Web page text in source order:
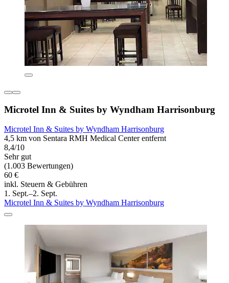
Microtel Inn & Suites by Wyndham Harrisonburg
Microtel Inn & Suites by Wyndham Harrisonburg
4,5 km von Sentara RMH Medical Center entfernt
8,4/10
Sehr gut
(1.003 Bewertungen)
60 €
inkl. Steuern & Gebühren
1. Sept.–2. Sept.
Microtel Inn & Suites by Wyndham Harrisonburg